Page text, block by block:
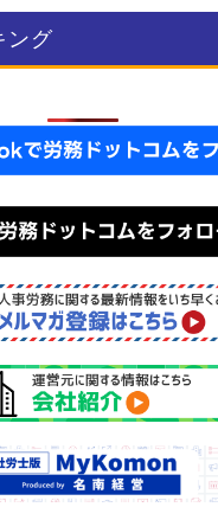
b
o
ング